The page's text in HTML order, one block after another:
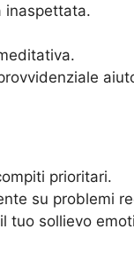
inaspettata.
prioritari.
su problemi
tuo sollievo